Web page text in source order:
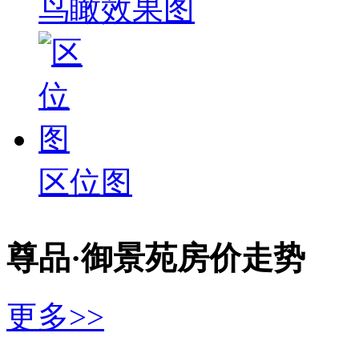
鸟瞰效果图
区位图
尊品·御景苑房价走势
更多>>